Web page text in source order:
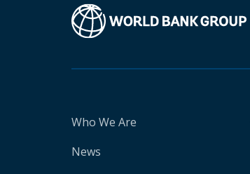
Who We Are
News